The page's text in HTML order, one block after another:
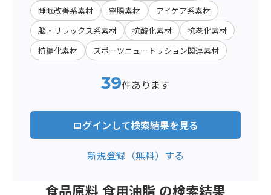
睡眠改善系素材 整腸素材 アイケア系素材
脳・リラックス系素材 抗酸化素材 抗老化素材
抗糖化素材 スポーツニュートリション関連素材
39件あります
ログインして検索結果を見る
新規登録（無料）する
食品原料 食用油脂 の検索結果